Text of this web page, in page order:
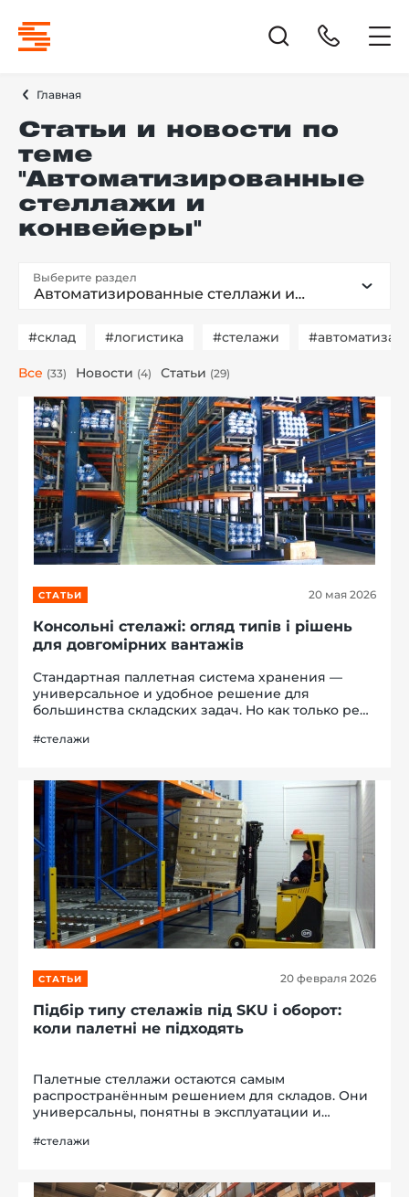
Главная
Статьи и новости по
теме
"Автоматизированные
стеллажи и
конвейеры"
Выберите раздел
Автоматизированные стеллажи и
#склад #логистика #стелажи
Все (33) Новости (4) Статьи (29)
СТАТЬИ 20 мая 2026
Консольні стелажі: огляд типів і рішень
для довгомірних вантажів
Стандартная паллетная система хранения —
универсальное и удобное решение для
большинства складских задач. Но как только речь
пиломатериалах или мебельных щитах, она
#стелажи
СТАТЬИ 20 февраля 2026
Підбір типу стелажів під SKU і оборот:
коли палетні не підходять
Палетные стеллажи остаются самым
распространённым решением для складов. Они
универсальны, понятны в эксплуатации и
универсальность не означает оптимальность в
#стелажи